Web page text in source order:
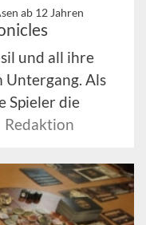
ab 12 Jahren
und all ihre
Untergang. Als
Spieler die